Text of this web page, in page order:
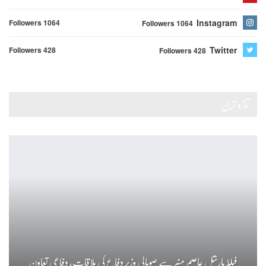
Instagram
Followers 1064
Followers 1064
Twitter
Followers 428
Followers 428
فیلڈ مارشل عاصم منیر سے صومالی وزیر دفاع کی ملاقات، دفاعی تعاون